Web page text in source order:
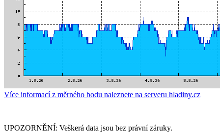
Více informací z měrného bodu naleznete na serveru hladiny.cz
UPOZORNĚNÍ: Veškerá data jsou bez právní záruky.